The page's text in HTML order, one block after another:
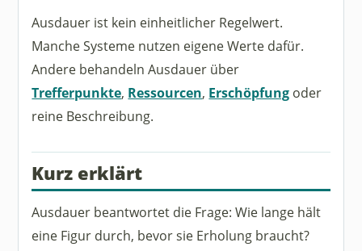
Ausdauer ist kein einheitlicher Regelwert.
Manche Systeme nutzen eigene Werte dafür.
Andere behandeln Ausdauer über
Trefferpunkte, Ressourcen, Erschöpfung oder
reine Beschreibung.
Kurz erklärt
Ausdauer beantwortet die Frage: Wie lange hält
eine Figur durch, bevor sie Erholung braucht?